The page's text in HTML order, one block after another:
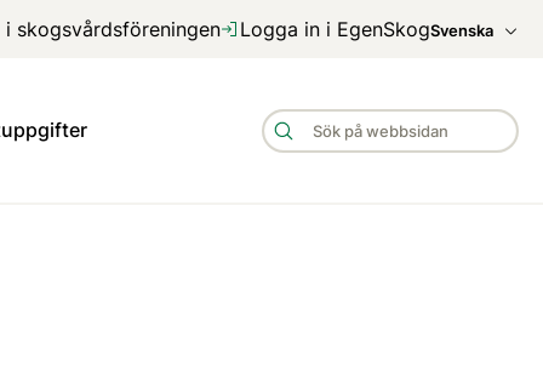
i skogsvårdsföreningen Logga in i EgenSkogSvenska